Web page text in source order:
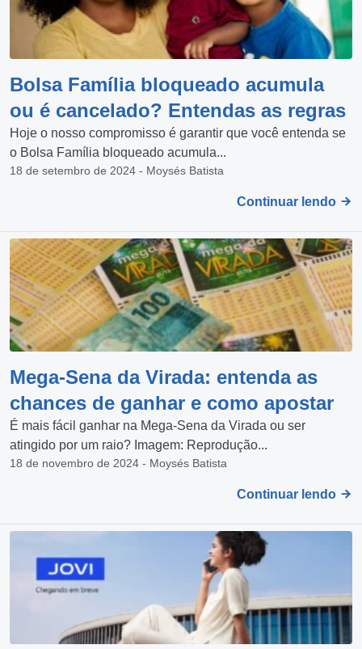
Bolsa Família bloqueado acumula
ou é cancelado? Entendas as regras
Hoje o nosso compromisso é garantir que você entenda se
o Bolsa Família bloqueado acumula...
18 de setembro de 2024 - Moysés Batista
Continuar lendo
Mega-Sena da Virada: entenda as
chances de ganhar e como apostar
É mais fácil ganhar na Mega-Sena da Virada ou ser
atingido por um raio? Imagem: Reprodução...
18 de novembro de 2024 - Moysés Batista
Continuar lendo